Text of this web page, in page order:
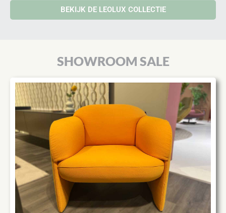
BEKIJK DE LEOLUX COLLECTIE
SHOWROOM SALE